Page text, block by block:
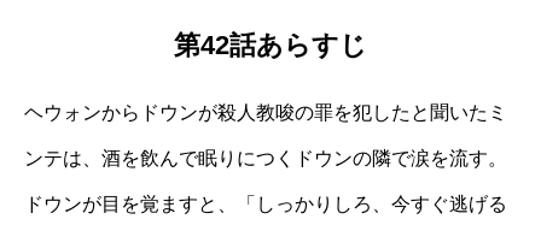
第42話あらすじ
ヘウォンからドウンが殺人教唆の罪を犯したと聞いたミ
ンテは、酒を飲んで眠りにつくドウンの隣で涙を流す。
ドウンが目を覚ますと、「しっかりしろ、今すぐ逃げる